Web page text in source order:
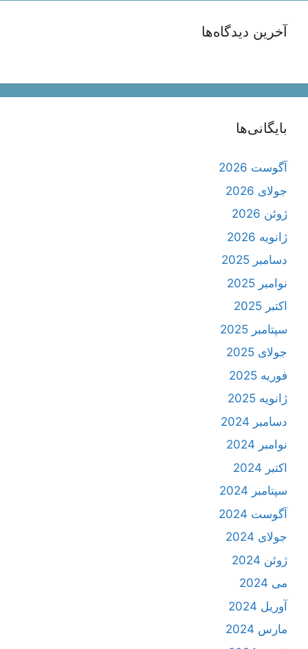
آخرین دیدگاه‌ها
بایگانی‌ها
آگوست 2026
جولای 2026
ژوئن 2026
ژانویه 2026
دسامبر 2025
نوامبر 2025
اکتبر 2025
سپتامبر 2025
جولای 2025
فوریه 2025
ژانویه 2025
دسامبر 2024
نوامبر 2024
اکتبر 2024
سپتامبر 2024
آگوست 2024
جولای 2024
ژوئن 2024
می 2024
آوریل 2024
مارس 2024